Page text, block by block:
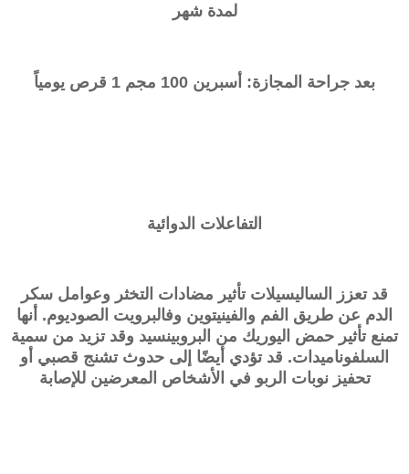
لمدة شهر
بعد جراحة المجازة: أسبرين 100 مجم 1 قرص يومياً
التفاعلات الدوائية
قد تعزز الساليسيلات تأثير مضادات التخثر وعوامل سكر
الدم عن طريق الفم والفينيتوين وفالبرويت الصوديوم. أنها
تمنع تأثير حمض اليوريك من البروبينسيد وقد تزيد من سمية
السلفوناميدات. قد تؤدي أيضًا إلى حدوث تشنج قصبي أو
تحفيز نوبات الربو في الأشخاص المعرضين للإصابة